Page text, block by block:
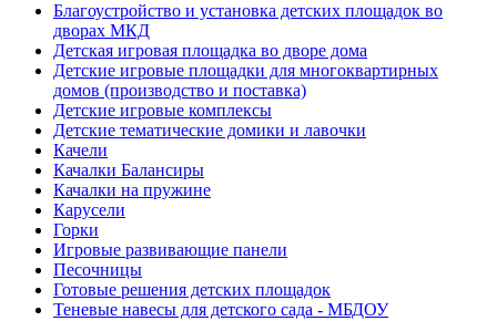
Благоустройство и установка детских площадок во
дворах МКД
Детская игровая площадка во дворе дома
Детские игровые площадки для многоквартирных
домов (производство и поставка)
Детские игровые комплексы
Детские тематические домики и лавочки
Качели
Качалки Балансиры
Качалки на пружине
Карусели
Горки
Игровые развивающие панели
Песочницы
Готовые решения детских площадок
Теневые навесы для детского сада - МБДОУ